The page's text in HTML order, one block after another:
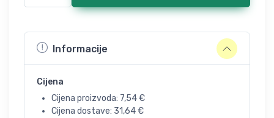
Informacije
Cijena
Cijena proizvoda: 7,54€
Cijena dostave: 31,64€